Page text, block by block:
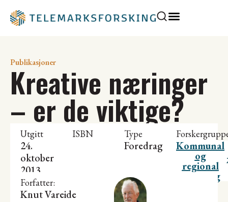
Publikasjoner
Kreative næringer
– er de viktige?
Utgitt
24.
oktober
2013
ISBN Type
Foredrag Kommunal
og
regional
utvikling
Forfatter:
Knut Vareide